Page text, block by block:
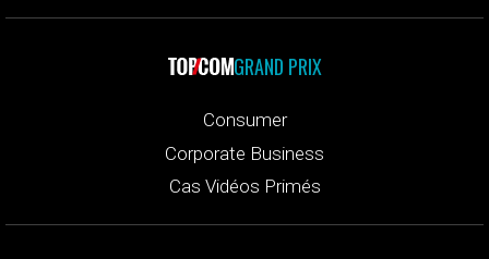
GRAND PRIX
Consumer
Corporate Business
Cas Vidéos Primés